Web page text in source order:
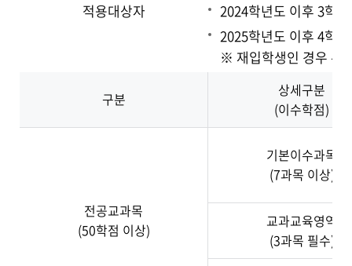
적용대상자
2024학년도 이후 3학
2025학년도 이후 4학
※ 재입학생인 경우 유
구분
상세구분
(이수학점)
전공교과목
(50학점 이상)
기본이수과목
(7과목 이상)
교과교육영역
(3과목 필수)